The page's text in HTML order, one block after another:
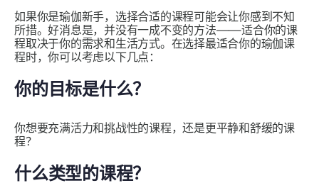
如果你是瑜伽新手，选择合适的课程可能会让你感到不知
所措。好消息是，并没有一成不变的方法——适合你的课
程取决于你的需求和生活方式。在选择最适合你的瑜伽课
程时，你可以考虑以下几点：
你的目标是什么？
你想要充满活力和挑战性的课程，还是更平静和舒缓的课
程？
什么类型的课程？